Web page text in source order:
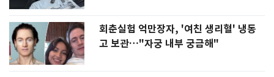
회춘실험 억만장자, '여친 생리혈' 냉동
고 보관…"자궁 내부 궁금해"